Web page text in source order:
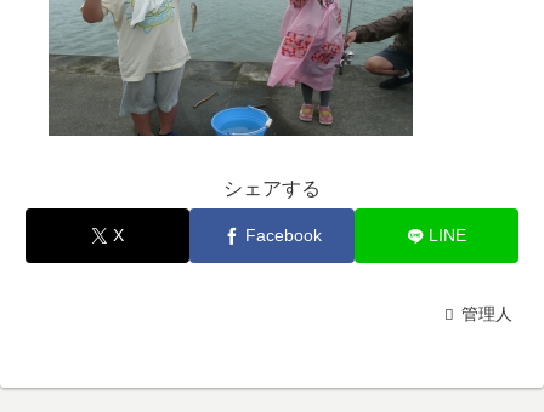
シェアする
X Facebook LINE
管理人